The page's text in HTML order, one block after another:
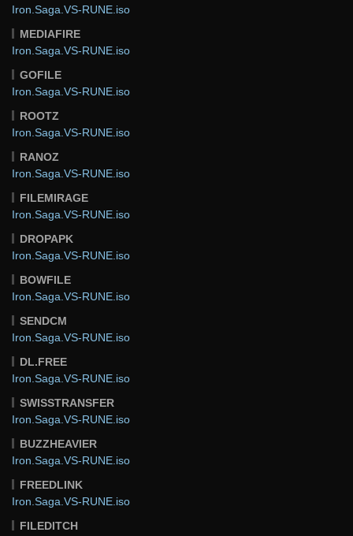
Iron.Saga.VS-RUNE.iso
MEDIAFIRE
Iron.Saga.VS-RUNE.iso
GOFILE
Iron.Saga.VS-RUNE.iso
ROOTZ
Iron.Saga.VS-RUNE.iso
RANOZ
Iron.Saga.VS-RUNE.iso
FILEMIRAGE
Iron.Saga.VS-RUNE.iso
DROPAPK
Iron.Saga.VS-RUNE.iso
BOWFILE
Iron.Saga.VS-RUNE.iso
SENDCM
Iron.Saga.VS-RUNE.iso
DL.FREE
Iron.Saga.VS-RUNE.iso
SWISSTRANSFER
Iron.Saga.VS-RUNE.iso
BUZZHEAVIER
Iron.Saga.VS-RUNE.iso
FREEDLINK
Iron.Saga.VS-RUNE.iso
FILEDITCH